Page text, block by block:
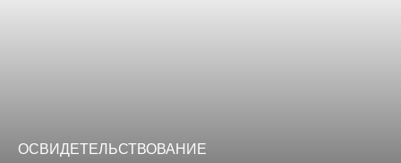
ОСВИДЕТЕЛЬСТВОВАНИЕ